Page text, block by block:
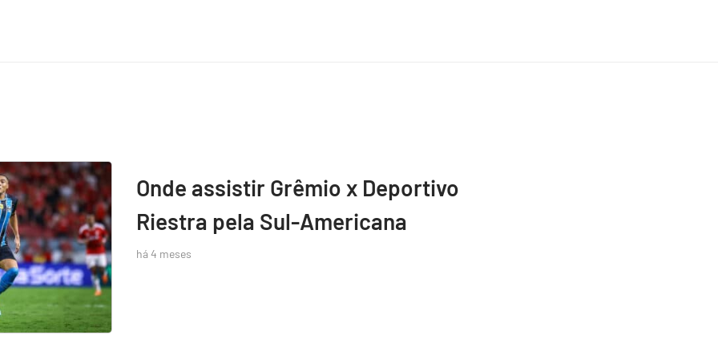
Onde assistir Grêmio x Deportivo
Riestra pela Sul-Americana
há 4 meses